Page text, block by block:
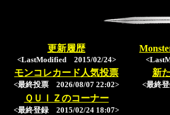
更新履歴
<LastModified 2015/02/24>
モンコレカード人気投票
<最終投票 2026/08/07 22:02>
新
<最終
ＱＵＩＺのコーナー
<最終登録 2015/02/24 18:07>